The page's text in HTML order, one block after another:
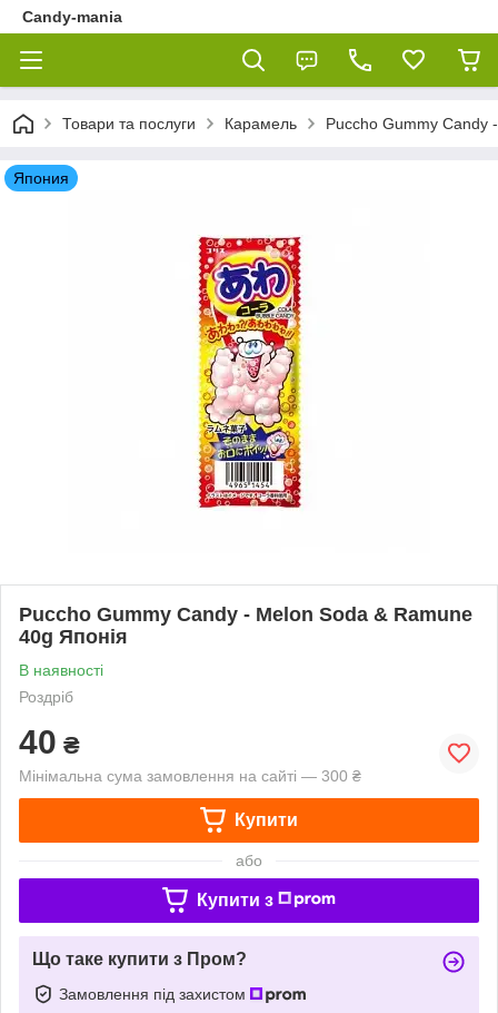
Candy-mania
Товари та послуги Карамель Puccho Gummy Candy
Япония
Puccho Gummy Candy - Melon Soda & Ramune
40g Японія
В наявності
Роздріб
40 ₴
Мінімальна сума замовлення на сайті — 300 ₴
Купити
або
Купити з
Що таке купити з Пром?
Замовлення під захистом